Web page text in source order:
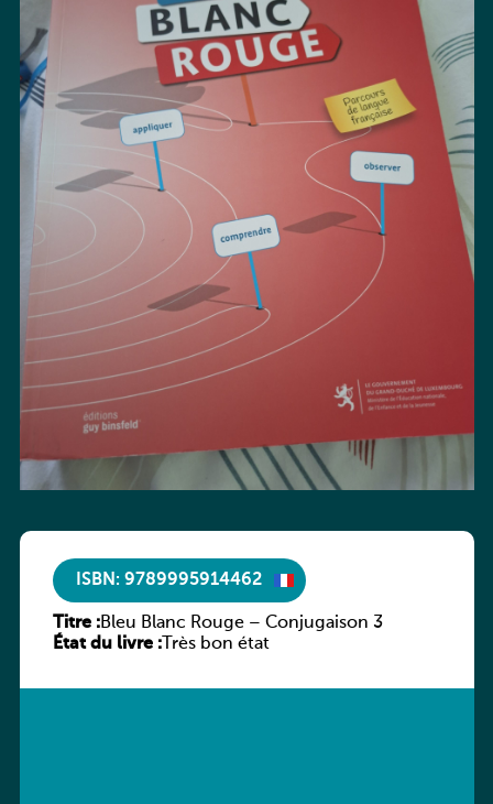
ISBN: 9789995914462
Titre :Bleu Blanc Rouge – Conjugaison 3
État du livre :Très bon état